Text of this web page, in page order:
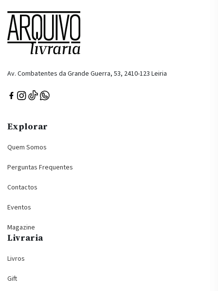
Av. Combatentes da Grande Guerra, 53, 2410-123 Leiria
Explorar
Quem Somos
Perguntas Frequentes
Contactos
Eventos
Magazine
Livraria
Livros
Gift